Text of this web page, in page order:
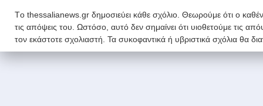
Tο thessalianews.gr δημοσιεύει κάθε σχόλιο. Θεωρούμε ότι ο
τις απόψεις του. Ωστόσο, αυτό δεν σημαίνει ότι υιοθετούμε τις
τον εκάστοτε σχολιαστή. Τα συκοφαντικά ή υβριστικά σχόλια θα